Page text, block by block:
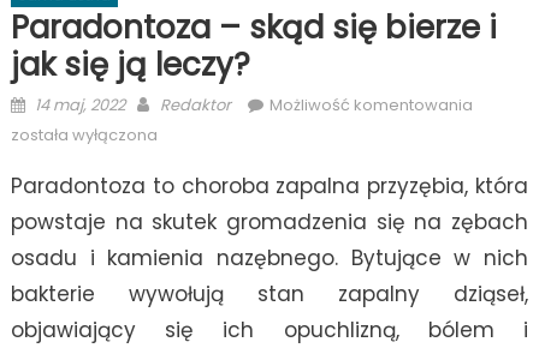
Paradontoza – skąd się bierze i
jak się ją leczy?
Posted
on
14 maj, 2022 Author
Redaktor Możliwość komentowania
się
bierze
jak
się
ją
została wyłączona
Paradontoza to choroba zapalna przyzębia, która
powstaje na skutek gromadzenia się na zębach
osadu i kamienia nazębnego. Bytujące w nich
bakterie wywołują stan zapalny dziąseł,
objawiający się ich opuchlizną, bólem i